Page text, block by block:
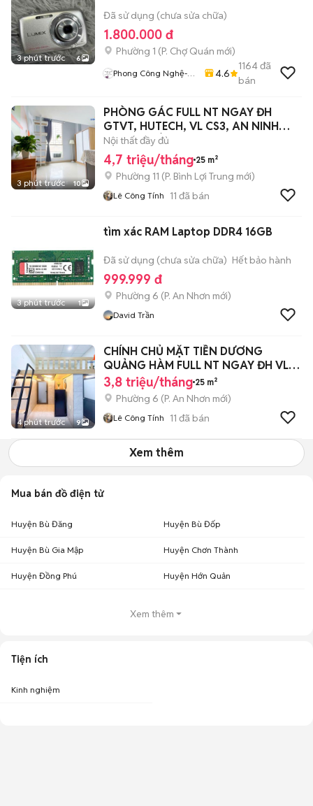
3 phút trước 6
Đã sử dụng (chưa sửa chữa)
1.800.000 đ
Phường 1 (P. Chợ Quán mới)
Phong Công Nghệ-
4.6
1164đã
bán
3 phút trước 10
PHÒNG GÁC FULL NT NGAY ĐH
GTVT, HUTECH, VL CS3, AN NINH
THANG MÁY
Nội thất đầy đủ
4,7 triệu/tháng 25 m²
Phường 11 (P. Bình Lợi Trung mới)
Lê Công Tính 11 đã bán
3 phút trước 1
tìm xác RAM Laptop DDR4 16GB
Đã sử dụng (chưa sửa chữa) Hết bảo hành
999.999 đ
Phường 6 (P. An Nhơn mới)
David Trần
4 phút trước 9
CHÍNH CHỦ MẶT TIỀN DƯƠNG
QUẢNG HÀM FULL NT NGAY ĐH VL
CS3, IUH, EMART
3,8 triệu/tháng 25 m²
Phường 6 (P. An Nhơn mới)
Lê Công Tính 11 đã bán
Xem thêm
Mua bán đồ điện tử
Huyện Bù Đăng Huyện Bù Đốp
Huyện Bù Gia Mập Huyện Chơn Thành
Huyện Đồng Phú Huyện Hớn Quản
Xem thêm
Tiện ích
Kinh nghiệm